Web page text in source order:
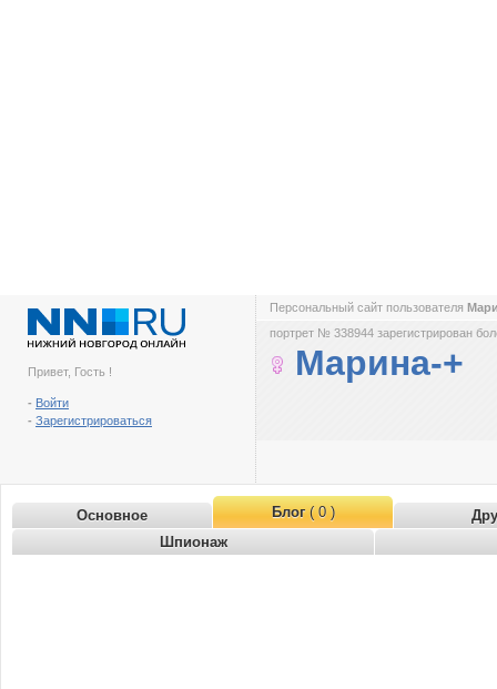
Привет, Гость !
- Войти
- Зарегистрироваться
Персональный сайт пользователя
портрет № 338944 зарегистрирован
Марина-+
Основное Блог( 0 )
Шпионаж